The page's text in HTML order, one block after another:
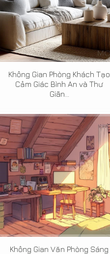
Không Gian Phòng Khách Tạo
Cảm Giác Bình An và Thư
Giãn...
Không Gian Văn Phòng Sáng